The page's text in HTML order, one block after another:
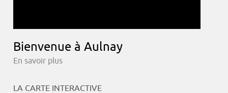
Bienvenue à Aulnay
En savoir plus
LA CARTE INTERACTIVE